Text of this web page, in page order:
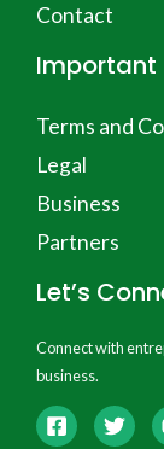
Contact
Important
Terms and
Legal
Business
Partners
Let’s
Connect with
business.